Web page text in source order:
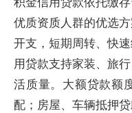
优质资质人群的优选
开支，短期周转、快
用贷款支持家装、旅
活质量。大额贷款额
配；房屋、车辆抵押